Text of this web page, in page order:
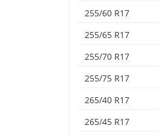
255/60 R17
255/65 R17
255/70 R17
255/75 R17
265/40 R17
265/45 R17